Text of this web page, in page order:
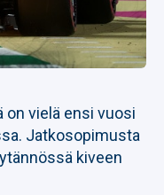
on vielä ensi vuosi
Jatkosopimusta
kiveen